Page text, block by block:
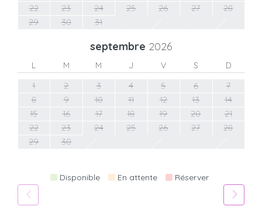
22
23 24 25 26 27
28
29
30 31
septembre 2026
L M M J V S
D
1
2 3 4 5 6
7
8
9 10 11 12 13
14
15
16 17 18 19 20
21
22
23 24 25 26 27
28
29
30
Disponible En attente Réserver